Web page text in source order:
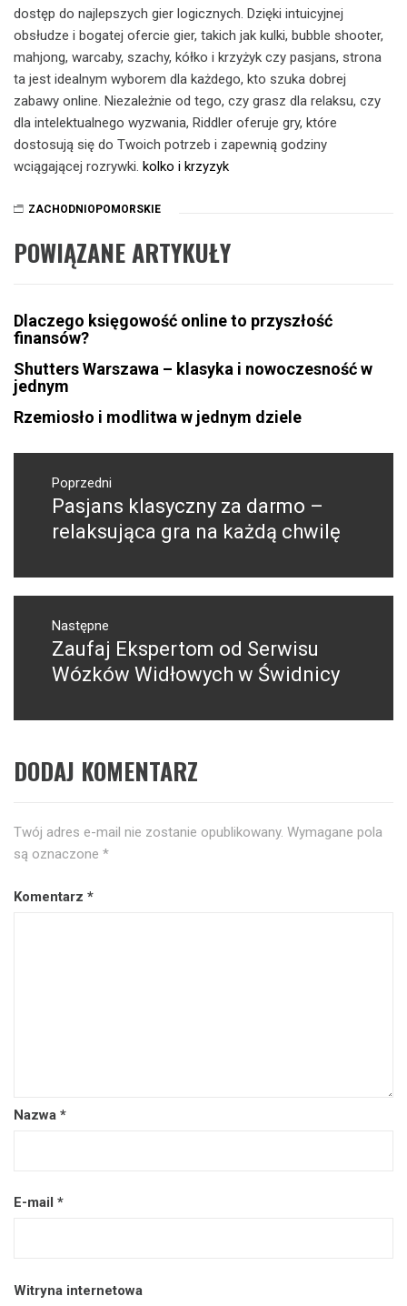
dostęp do najlepszych gier logicznych. Dzięki intuicyjnej
obsłudze i bogatej ofercie gier, takich jak kulki, bubble shooter,
mahjong, warcaby, szachy, kółko i krzyżyk czy pasjans, strona
ta jest idealnym wyborem dla każdego, kto szuka dobrej
zabawy online. Niezależnie od tego, czy grasz dla relaksu, czy
dla intelektualnego wyzwania, Riddler oferuje gry, które
dostosują się do Twoich potrzeb i zapewnią godziny
wciągającej rozrywki. kolko i krzyzyk
ZACHODNIOPOMORSKIE
POWIĄZANE ARTYKUŁY
Dlaczego księgowość online to przyszłość
finansów?
Shutters Warszawa – klasyka i nowoczesność w
jednym
Rzemiosło i modlitwa w jednym dziele
Nawigacja
wpisuPoprzedni
Poprzedni
wpis:
Pasjans klasyczny za darmo –
relaksująca gra na każdą chwilę
Następne
Następny
post:
Zaufaj Ekspertom od Serwisu
Wózków Widłowych w Świdnicy
DODAJ KOMENTARZ
Twój adres e-mail nie zostanie opublikowany. Wymagane pola
są oznaczone *
Komentarz *
Nazwa *
E-mail *
Witryna internetowa